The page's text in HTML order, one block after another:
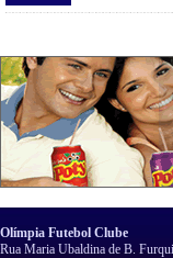
Olímpia Futebol Clube
Rua Maria Ubaldina de B.